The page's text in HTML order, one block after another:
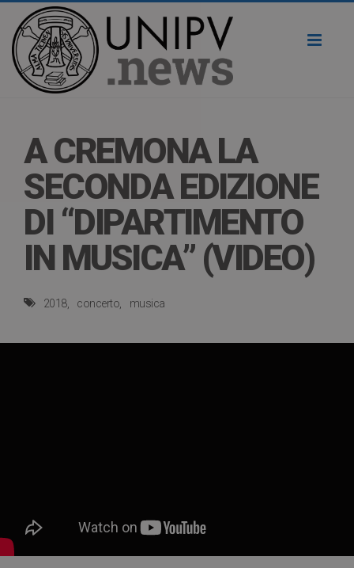
A CREMONA LA
SECONDA EDIZIONE
DI “DIPARTIMENTO
IN MUSICA” (VIDEO)
2018 concerto musica